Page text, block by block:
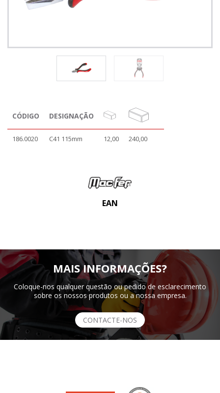
CÓDIGO DESIGNAÇÃO
186.0020 C41 115mm 12,00 240,00
EAN
MAIS INFORMAÇÕES?
Coloque-nos qualquer questão ou pedido de esclarecimento
sobre os nossos produtos ou a nossa empresa.
CONTACTE-NOS